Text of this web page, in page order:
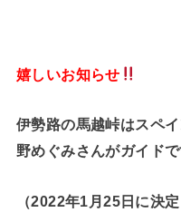
嬉しいお知らせ
伊勢路の馬越峠はスペ
野めぐみさんがガイドで
（2022年1月25日に決定